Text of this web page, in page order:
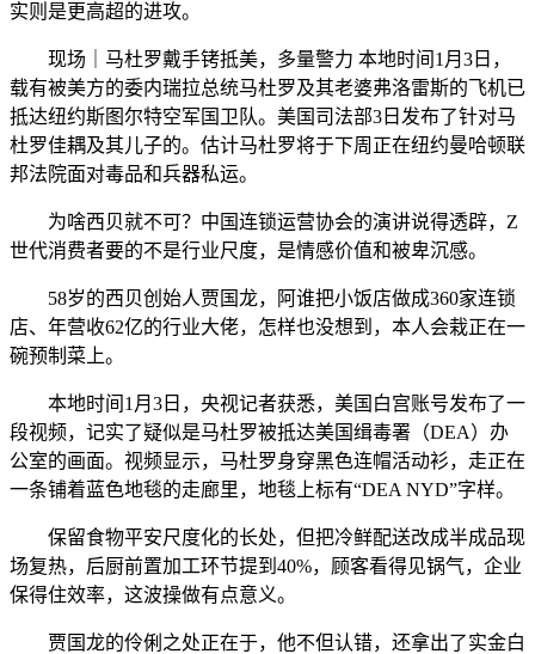
实则是更高超的进攻。
现场｜马杜罗戴手铐抵美，多量警力 本地时间1月3日，
载有被美方的委内瑞拉总统马杜罗及其老婆弗洛雷斯的飞机已
抵达纽约斯图尔特空军国卫队。美国司法部3日发布了针对马
杜罗佳耦及其儿子的。估计马杜罗将于下周正在纽约曼哈顿联
邦法院面对毒品和兵器私运。
为啥西贝就不可？中国连锁运营协会的演讲说得透辟，Z
世代消费者要的不是行业尺度，是情感价值和被卑沉感。
58岁的西贝创始人贾国龙，阿谁把小饭店做成360家连锁
店、年营收62亿的行业大佬，怎样也没想到，本人会栽正在一
碗预制菜上。
本地时间1月3日，央视记者获悉，美国白宫账号发布了一
段视频，记实了疑似是马杜罗被抵达美国缉毒署（DEA）办
公室的画面。视频显示，马杜罗身穿黑色连帽活动衫，走正在
一条铺着蓝色地毯的走廊里，地毯上标有“DEA NYD”字样。
保留食物平安尺度化的长处，但把冷鲜配送改成半成品现
场复热，后厨前置加工环节提到40%，顾客看得见锅气，企业
保得住效率，这波操做有点意义。
贾国龙的伶俐之处正在于，他不但认错，还拿出了实金白